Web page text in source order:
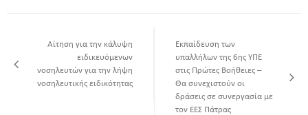
Αίτηση για την κάλυψη
ειδικευόμενων
νοσηλευτών για την λήψη
νοσηλευτικής ειδικότητας
Εκπαίδευση των
υπαλλήλων της 6ης ΥΠΕ
στις Πρώτες Βοήθειες –
Θα συνεχιστούν οι
δράσεις σε συνεργασία με
τον ΕΕΣ Πάτρας